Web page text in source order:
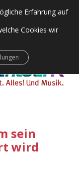
Dropdown-
Menü
sein
wird
Erfahrung auf
Cookies wir